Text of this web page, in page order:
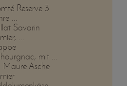
Reserve 3
...
Savarin
...
mit ...
Maure Asche